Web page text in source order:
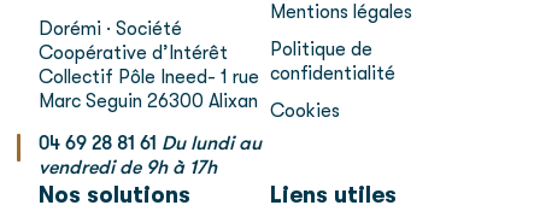
Dorémi · Société
Coopérative d’Intérêt
Collectif Pôle Ineed- 1 rue
Marc Seguin 26300 Alixan
04 69 28 81 61 Du lundi au
vendredi de 9h à 17h
Mentions légales
Politique de
confidentialité
Cookies
Nos solutions Liens utiles